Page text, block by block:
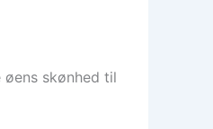
skønhed til